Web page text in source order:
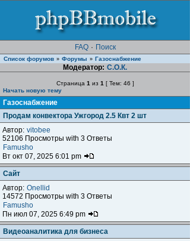
FAQ · Поиск
Список форумов » Форумы » Газоснабжение
Модератор: С.О.К.
Страница 1 из 1 [ Тем: 46 ]
Начать новую тему
Газоснабжение
Продам конвектора Ужгород 2.5 Квт 2 шт
Автор: vitobee
52106 Просмотры with 3 Ответы
Famusho
Вт окт 07, 2025 6:01 pm
Сайт
Автор: Onellid
14572 Просмотры with 3 Ответы
Famusho
Пн июл 07, 2025 6:49 pm
Видеоаналитика для бизнеса